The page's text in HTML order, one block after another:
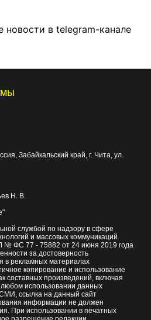
новости в telegram-канале
Забайкальский край, г. Чита, ул.
Н. В.
службой по надзору в сфере
и массовых коммуникаций.
№ ФС 77 - 75882 от 24 июня 2019 года
за достоверность
рекламных материалах
копирование и использование
составных произведений, включая
использовании данных
ссылка на данный сайт
информации не должен
При использовании в печатных